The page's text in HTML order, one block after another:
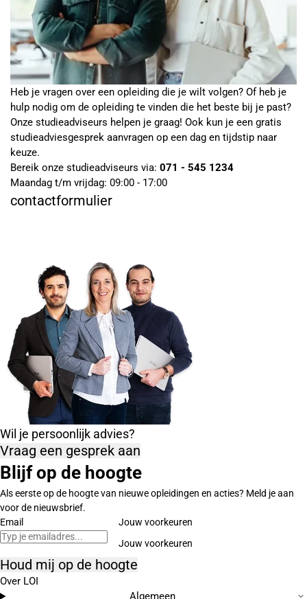
Heb je vragen over een opleiding die je wilt volgen? Of heb je
hulp nodig om de opleiding te vinden die het beste bij je past?
Onze studieadviseurs helpen je graag! Ook kun je een gratis
studieadviesgesprek aanvragen op een dag en tijdstip naar
keuze.
Bereik onze studieadviseurs via: 071 - 545 1234
Maandag t/m vrijdag: 09:00 - 17:00
contactformulier
Wil je persoonlijk advies?
Vraag een gesprek aan
Blijf op de hoogte
Als eerste op de hoogte van nieuwe opleidingen en acties? Meld je aan
voor de nieuwsbrief.
Email
Jouw voorkeuren
Houd mij op de hoogte
Over LOI
Algemeen